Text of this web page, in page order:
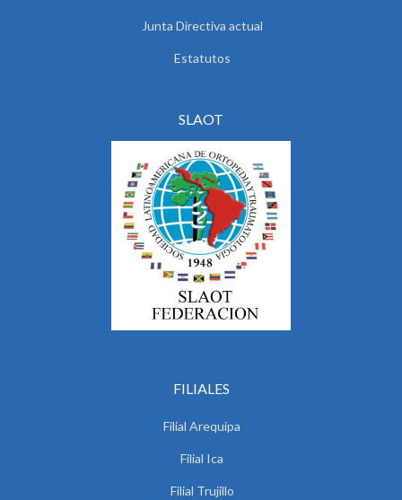
Junta Directiva actual
Estatutos
SLAOT
FILIALES
Filial Arequipa
Filial Ica
Filial Trujillo